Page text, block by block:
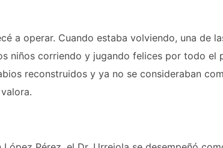
a operar. Cuando estaba volviendo, una de
niños corriendo y jugando felices por todo el
reconstruidos y ya no se consideraban